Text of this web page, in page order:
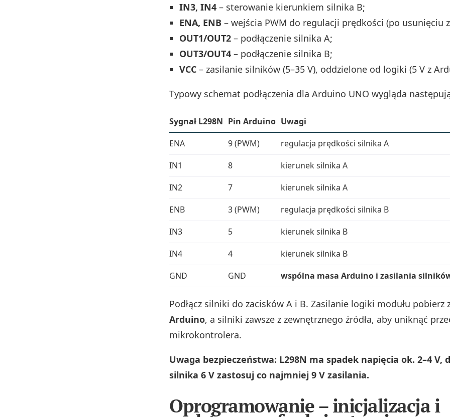
IN3, IN4 – sterowanie kierunkiem silnika B;
ENA, ENB – wejścia PWM do regulacji prędkości (po usunięciu
OUT1/OUT2 – podłączenie silnika A;
OUT3/OUT4 – podłączenie silnika B;
VCC – zasilanie silników (5–35 V), oddzielone od logiki (5 V z
Typowy schemat podłączenia dla Arduino UNO wygląda
Sygnał L298N Pin Arduino Uwagi
ENA
9 (PWM)
regulacja prędkości silnika A
IN1
8
kierunek silnika A
IN2
7
kierunek silnika A
ENB
3 (PWM)
regulacja prędkości silnika B
IN3
5
kierunek silnika B
IN4
4
kierunek silnika B
GND
GND wspólna masa Arduino i zasilania
Podłącz silniki do zacisków A i B. Zasilanie logiki modułu pobierz
Arduino, a silniki zawsze z zewnętrznego źródła, aby uniknąć
mikrokontrolera.
Uwaga bezpieczeństwa: L298N ma spadek napięcia ok. 2–4 V,
silnika 6 V zastosuj co najmniej 9 V zasilania.
Oprogramowanie – inicjalizacja i